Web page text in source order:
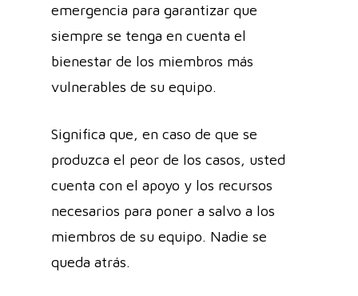
emergencia para garantizar que
siempre se tenga en cuenta el
bienestar de los miembros más
vulnerables de su equipo.
Significa que, en caso de que se
produzca el peor de los casos, usted
cuenta con el apoyo y los recursos
necesarios para poner a salvo a los
miembros de su equipo. Nadie se
queda atrás.